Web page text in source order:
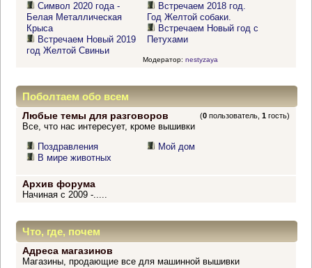
Символ 2020 года -
Белая Металлическая
Крыса
Встречаем Новый 2019
год Желтой Свиньи
Встречаем 2018 год.
Год Желтой собаки.
Встречаем Новый год с
Петухами
Модератор: nestyzaya
Поболтаем обо всем
Любые темы для разговоров (0 пользователь,1 гость)
Все, что нас интересует, кроме вышивки
Поздравления
В мире животных
Мой дом
Архив форума
Начиная с 2009 -.....
Что, где, почем
Адреса магазинов
Магазины, продающие все для машинной вышивки